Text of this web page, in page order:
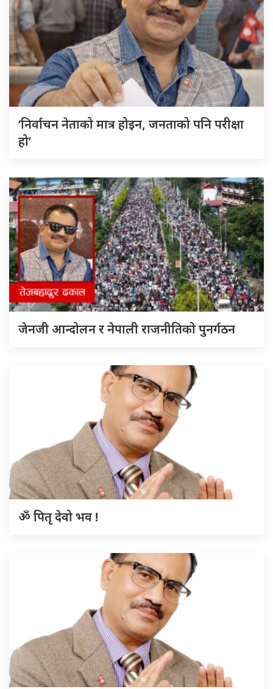
‘निर्वाचन नेताको मात्र होइन, जनताको पनि परीक्षा
हो’
जेनजी आन्दोलन र नेपाली राजनीतिको पुनर्गठन
ॐ पितृ देवो भव !